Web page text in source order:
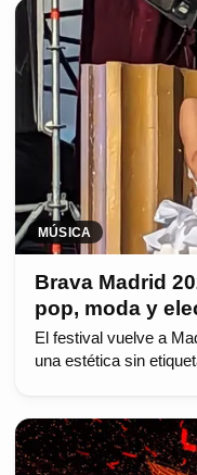
MÚSICA
Brava Madrid
pop, moda y
El festival vuelve a
una estética sin